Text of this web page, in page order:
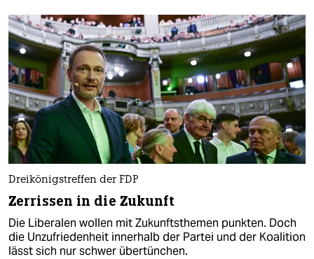
Dreikönigstreffen der FDP
Zerrissen in die Zukunft
Die Liberalen wollen mit Zukunftsthemen punkten. Doch
die Unzufriedenheit innerhalb der Partei und der Koalition
lässt sich nur schwer übertünchen.